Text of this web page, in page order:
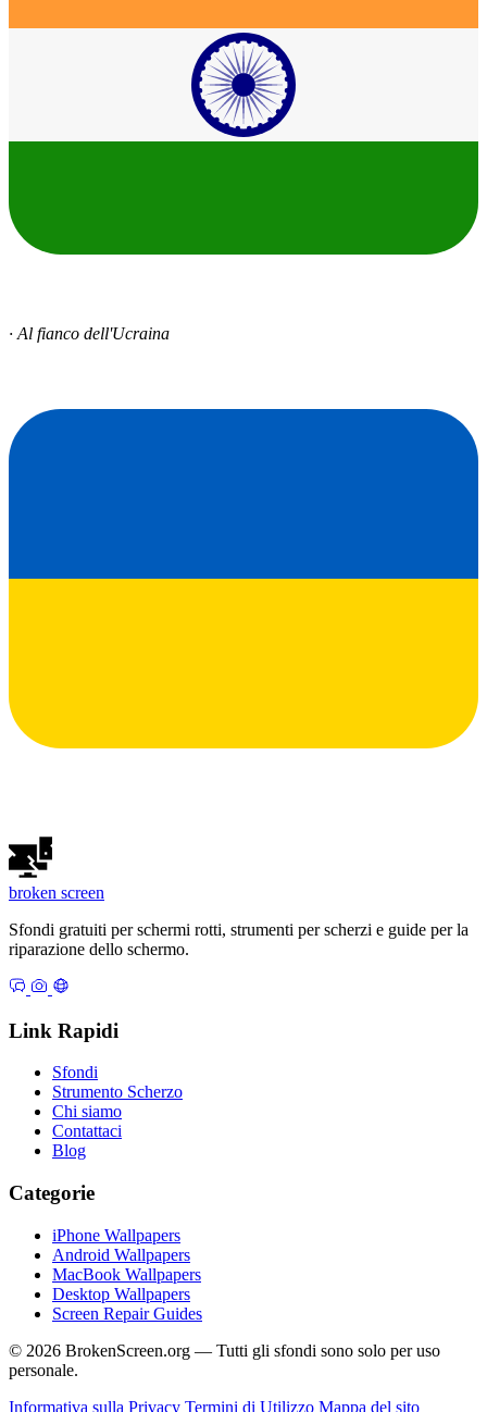
· Al fianco dell'Ucraina
broken screen
Sfondi gratuiti per schermi rotti, strumenti per scherzi e guide per la
riparazione dello schermo.
Link Rapidi
Sfondi
Strumento Scherzo
Chi siamo
Contattaci
Blog
Categorie
iPhone Wallpapers
Android Wallpapers
MacBook Wallpapers
Desktop Wallpapers
Screen Repair Guides
© 2026 BrokenScreen.org — Tutti gli sfondi sono solo per uso
personale.
Informativa sulla Privacy Termini di Utilizzo Mappa del sito